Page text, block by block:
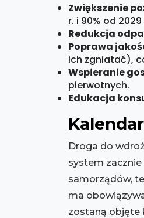
Zwiększenie
r. i 90% od
Redukcja
Poprawa
ich zgniatać),
Wspieranie
pierwotnych.
Edukacja
Droga do
system
samorządów,
ma
zostaną objęte